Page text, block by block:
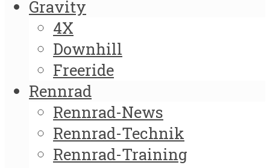
Gravity
4X
Downhill
Freeride
Rennrad
Rennrad-News
Rennrad-Technik
Rennrad-Training